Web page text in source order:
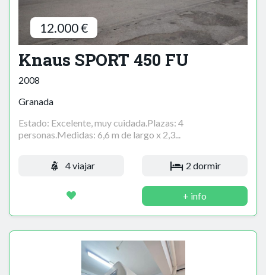
12.000 €
Knaus SPORT 450 FU
2008
Granada
Estado: Excelente, muy cuidada.Plazas: 4
personas.Medidas: 6,6 m de largo x 2,3...
4 viajar 2 dormir
+ info